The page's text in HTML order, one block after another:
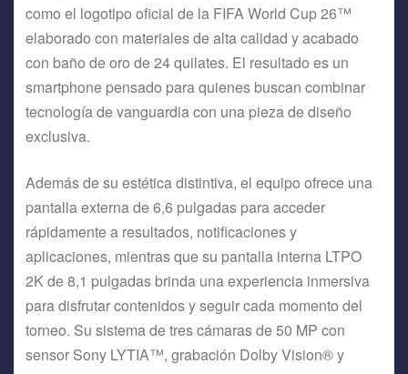
como el logotipo oficial de la FIFA World Cup 26™
elaborado con materiales de alta calidad y acabado
con baño de oro de 24 quilates. El resultado es un
smartphone pensado para quienes buscan combinar
tecnología de vanguardia con una pieza de diseño
exclusiva.
Además de su estética distintiva, el equipo ofrece una
pantalla externa de 6,6 pulgadas para acceder
rápidamente a resultados, notificaciones y
aplicaciones, mientras que su pantalla interna LTPO
2K de 8,1 pulgadas brinda una experiencia inmersiva
para disfrutar contenidos y seguir cada momento del
torneo. Su sistema de tres cámaras de 50 MP con
sensor Sony LYTIA™, grabación Dolby Vision® y